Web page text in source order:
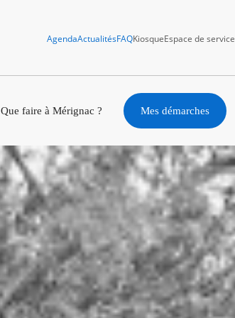
AgendaActualitésFAQKiosqueEspace de
Que faire à Mérignac ? Mes démarches